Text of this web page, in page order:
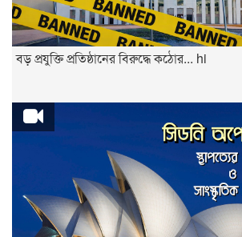
বড় প্রযুক্তি প্রতিষ্ঠানের বিরুদ্ধে কঠোর... hi